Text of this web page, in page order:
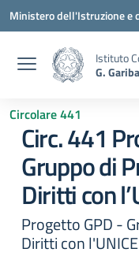
Vai ai contenuti
Vai al menu di navigazione
Vai al footer
Ministero dell'Istruzione e
Istituto
G.
Circolare 441
Circ. 441
Gruppo di
Diritti con
Progetto GPD -
Diritti con